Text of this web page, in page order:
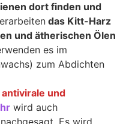
dort finden und
das Kitt-Harz
und ätherischen Ölen
es im
zum Abdichten
und
wird auch